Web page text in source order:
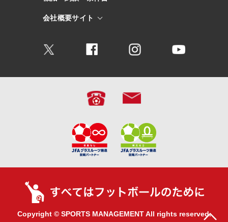
会社概要サイト
Copyright © SPORTS MANAGEMENT All rights reserved.